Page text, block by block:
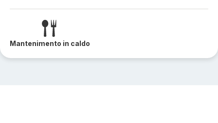
Mantenimento in caldo